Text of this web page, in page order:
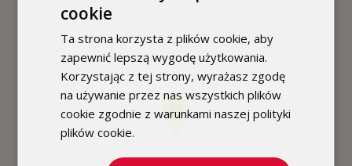
ENGLISH
cookie
Ta strona korzysta z plików cookie, aby
zapewnić lepszą wygodę użytkowania.
Korzystając z tej strony, wyrażasz zgodę
na używanie przez nas wszystkich plików
cookie zgodnie z warunkami naszej polityki
plików cookie.